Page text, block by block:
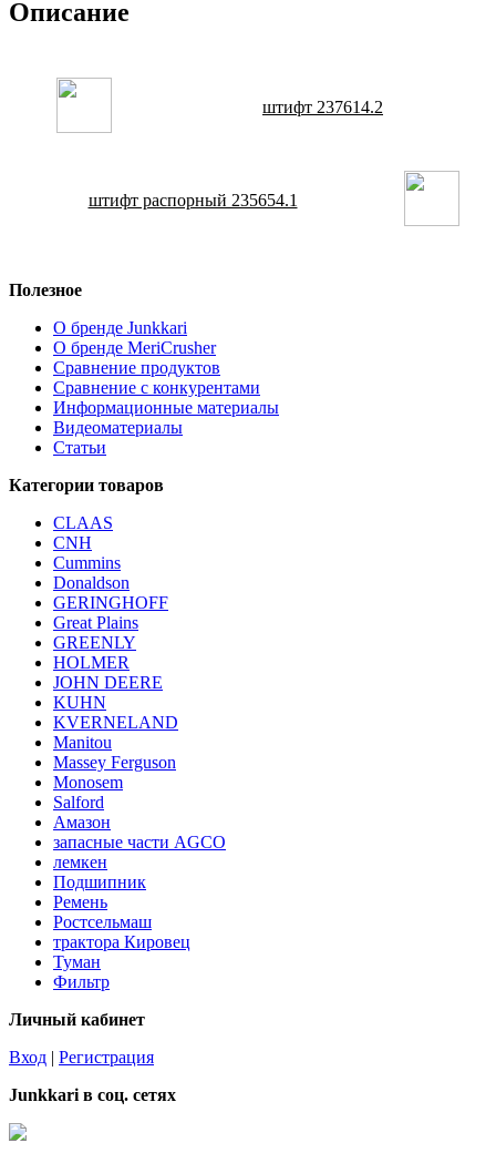
Описание
штифт 237614.2
штифт распорный 235654.1
Полезное
О бренде Junkkari
О бренде MeriCrusher
Сравнение продуктов
Сравнение с конкурентами
Информационные материалы
Видеоматериалы
Статьи
Категории товаров
CLAAS
CNH
Cummins
Donaldson
GERINGHOFF
Great Plains
GREENLY
HOLMER
JOHN DEERE
KUHN
KVERNELAND
Manitou
Massey Ferguson
Monosem
Salford
Амазон
запасные части AGCO
лемкен
Подшипник
Ремень
Ростсельмаш
трактора Кировец
Туман
Фильтр
Личный кабинет
Вход | Регистрация
Junkkari в соц. сетях